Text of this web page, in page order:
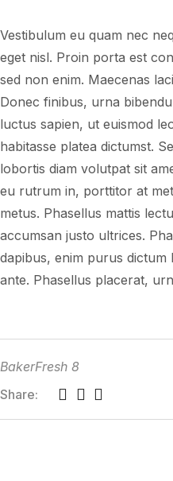
Vestibulum eu quam nec
eget nisl. Proin porta est
sed non enim. Maecenas
Donec finibus, urna
luctus sapien, ut euismod
habitasse platea dictumst.
lobortis diam volutpat sit
eu rutrum in, porttitor at
metus. Phasellus mattis
accumsan justo ultrices.
dapibus, enim purus
ante. Phasellus placerat,
BakerFresh 8
Share: